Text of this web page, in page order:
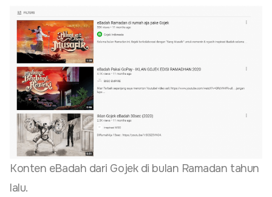
Konten eBadah dari Gojek di bulan Ramadan tahun
lalu.